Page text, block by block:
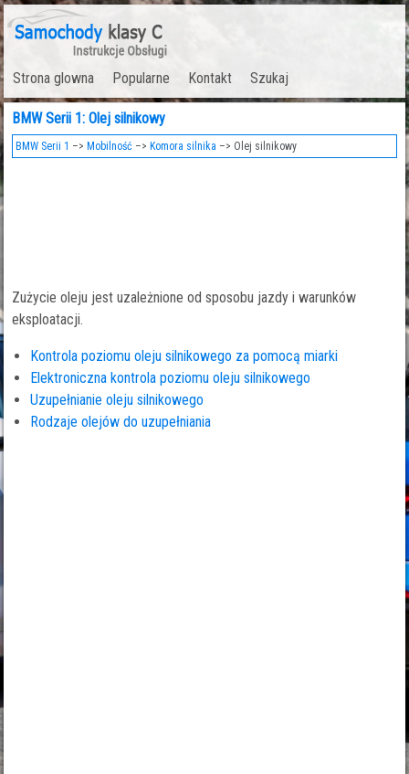
Strona glowna Popularne Kontakt Szukaj
BMW Serii 1: Olej silnikowy
BMW Serii 1 –> Mobilność –> Komora silnika –> Olej silnikowy
Zużycie oleju jest uzależnione od sposobu jazdy i warunków
eksploatacji.
Kontrola poziomu oleju silnikowego za pomocą miarki
Elektroniczna kontrola poziomu oleju silnikowego
Uzupełnianie oleju silnikowego
Rodzaje olejów do uzupełniania